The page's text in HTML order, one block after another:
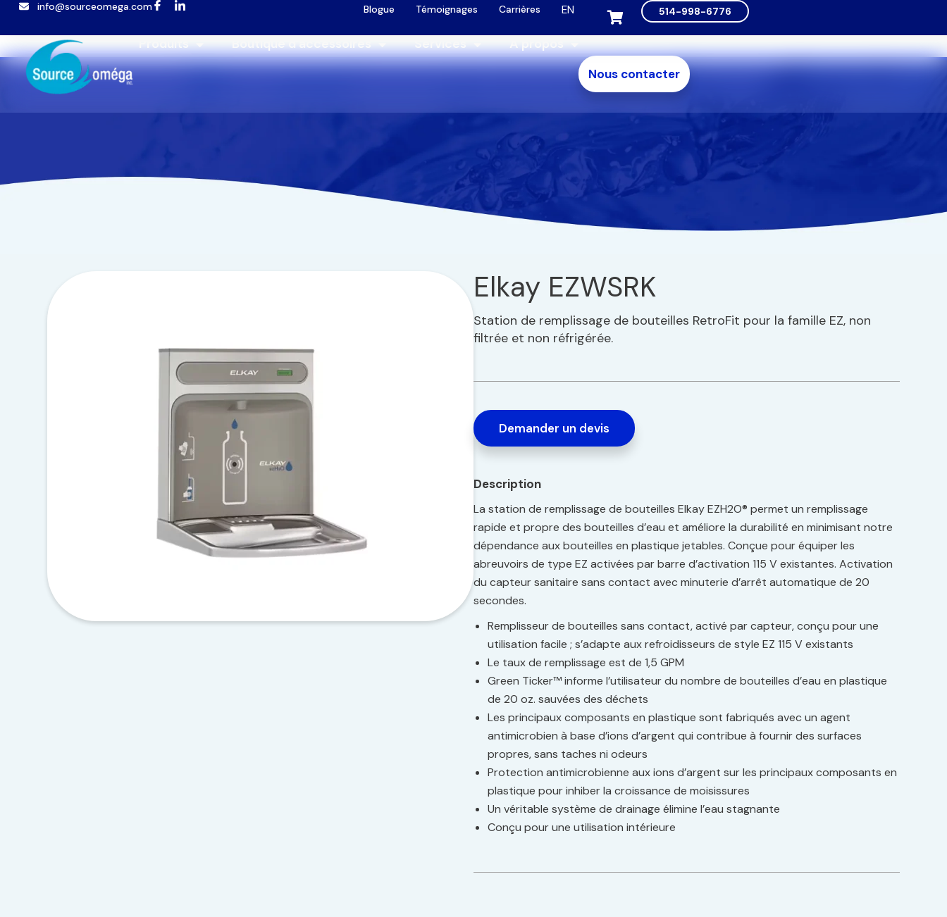
info@sourceomega.com Blogue Témoignages Carrières EN 514-998-6776
Produits Boutique d’accessoires Services À propos
Nous contacter
Popup template not selected
Elkay EZWSRK
Station de remplissage de bouteilles RetroFit pour la famille EZ, non
filtrée et non réfrigérée.
Demander un devis
Description
La station de remplissage de bouteilles Elkay EZH2O® permet un remplissage
rapide et propre des bouteilles d’eau et améliore la durabilité en minimisant notre
dépendance aux bouteilles en plastique jetables. Conçue pour équiper les
abreuvoirs de type EZ activées par barre d’activation 115 V existantes. Activation
du capteur sanitaire sans contact avec minuterie d’arrêt automatique de 20
secondes.
Remplisseur de bouteilles sans contact, activé par capteur, conçu pour une
utilisation facile ; s’adapte aux refroidisseurs de style EZ 115 V existants
Le taux de remplissage est de 1,5 GPM
Green Ticker™ informe l’utilisateur du nombre de bouteilles d’eau en plastique
de 20 oz. sauvées des déchets
Les principaux composants en plastique sont fabriqués avec un agent
antimicrobien à base d’ions d’argent qui contribue à fournir des surfaces
propres, sans taches ni odeurs
Protection antimicrobienne aux ions d’argent sur les principaux composants en
plastique pour inhiber la croissance de moisissures
Un véritable système de drainage élimine l’eau stagnante
Conçu pour une utilisation intérieure